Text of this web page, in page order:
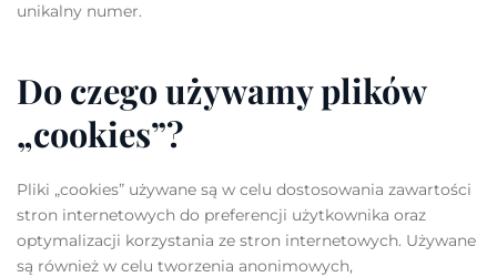
unikalny numer.
Do czego używamy plików
„cookies”?
Pliki „cookies” używane są w celu dostosowania zawartości
stron internetowych do preferencji użytkownika oraz
optymalizacji korzystania ze stron internetowych. Używane
są również w celu tworzenia anonimowych,